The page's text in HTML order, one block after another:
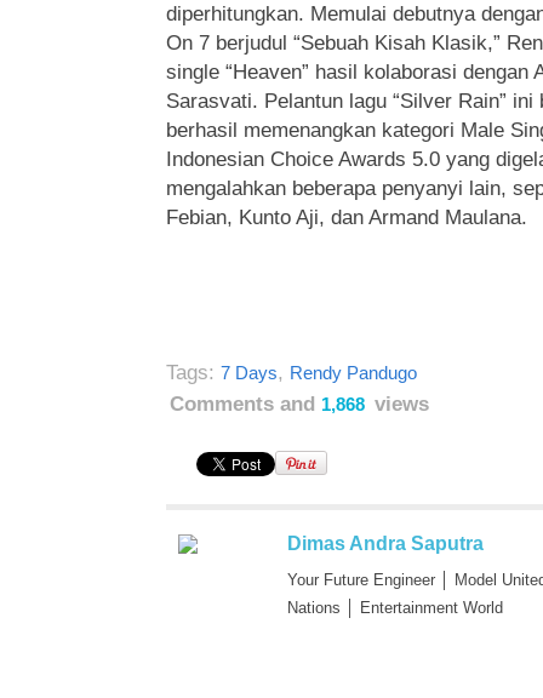
diperhitungkan. Memulai debutnya
On 7 berjudul “Sebuah Kisah Klasik,”
single “Heaven” hasil kolaborasi dengan
Sarasvati. Pelantun lagu “Silver Rain” ini
berhasil memenangkan kategori Male
Indonesian Choice Awards 5.0 yang
mengalahkan beberapa penyanyi lain,
Febian, Kunto Aji, dan Armand Maulana.
Tags: 7 Days, Rendy Pandugo
Comments and 1,868 views
Dimas Andra Saputra
Your Future Engineer │ Model
Nations │ Entertainment World